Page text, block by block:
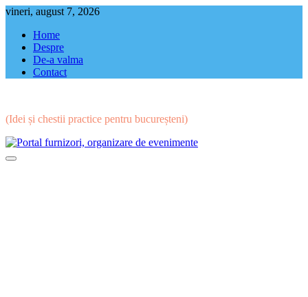
Skip
content
vineri, august 7, 2026
Home
Despre
De-a valma
Contact
(Idei și chestii practice pentru bucureșteni)